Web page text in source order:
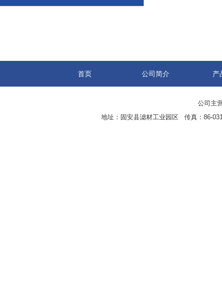
首页 公司简介 产
公司主
地址：固安县滤材工业园区 传真：86-